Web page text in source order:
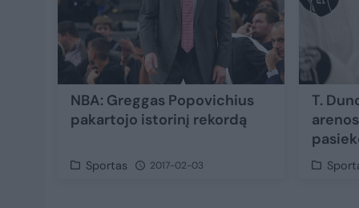
NBA: Greggas Popovichius
pakartojo istorinį rekordą
Sportas 2017-02-03
T.